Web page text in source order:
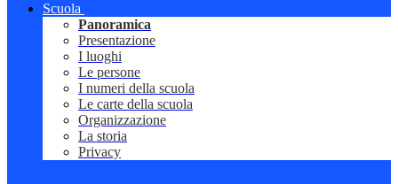
Scuola
Panoramica
Presentazione
I luoghi
Le persone
I numeri della scuola
Le carte della scuola
Organizzazione
La storia
Privacy